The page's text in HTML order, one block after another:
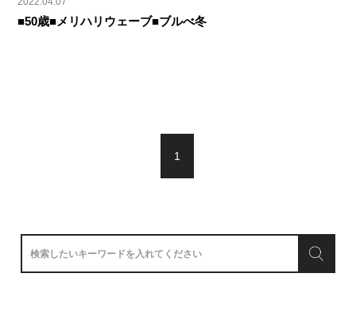
■50歳■メリハリウェーブ■ブルべ冬
1